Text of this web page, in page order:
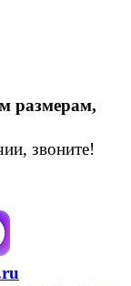
размерам,
звоните!